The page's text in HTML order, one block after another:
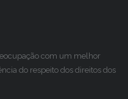
com um melhor
do respeito dos direitos dos